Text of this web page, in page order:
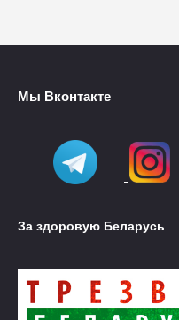
Мы Вконтакте
За здоровую Беларусь